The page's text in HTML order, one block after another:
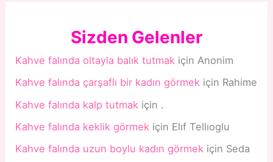
Sizden Gelenler
Kahve falında oltayla balık tutmak için Anonim
Kahve falında çarşaflı bir kadın görmek için Rahime
Kahve falında kalp tutmak için .
Kahve falında keklik görmek için Elıf Tellıoglu
Kahve falında uzun boylu kadın görmek için Seda